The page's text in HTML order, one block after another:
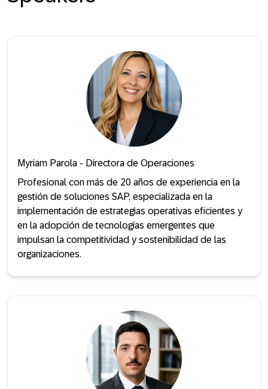
Myriam Parola - Directora de Operaciones
Profesional con más de 20 años de experiencia en la
gestión de soluciones SAP, especializada en la
implementación de estrategias operativas eficientes y
en la adopción de tecnologías emergentes que
impulsan la competitividad y sostenibilidad de las
organizaciones.